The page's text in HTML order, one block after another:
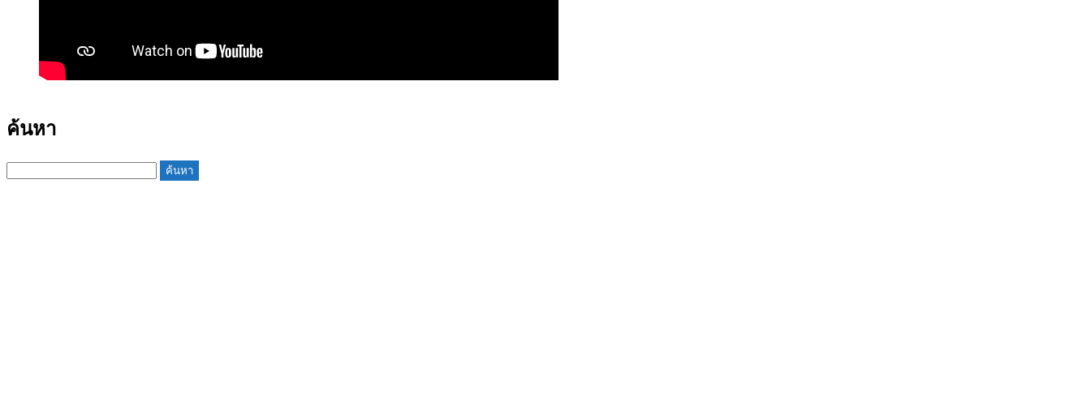
ค้นหา